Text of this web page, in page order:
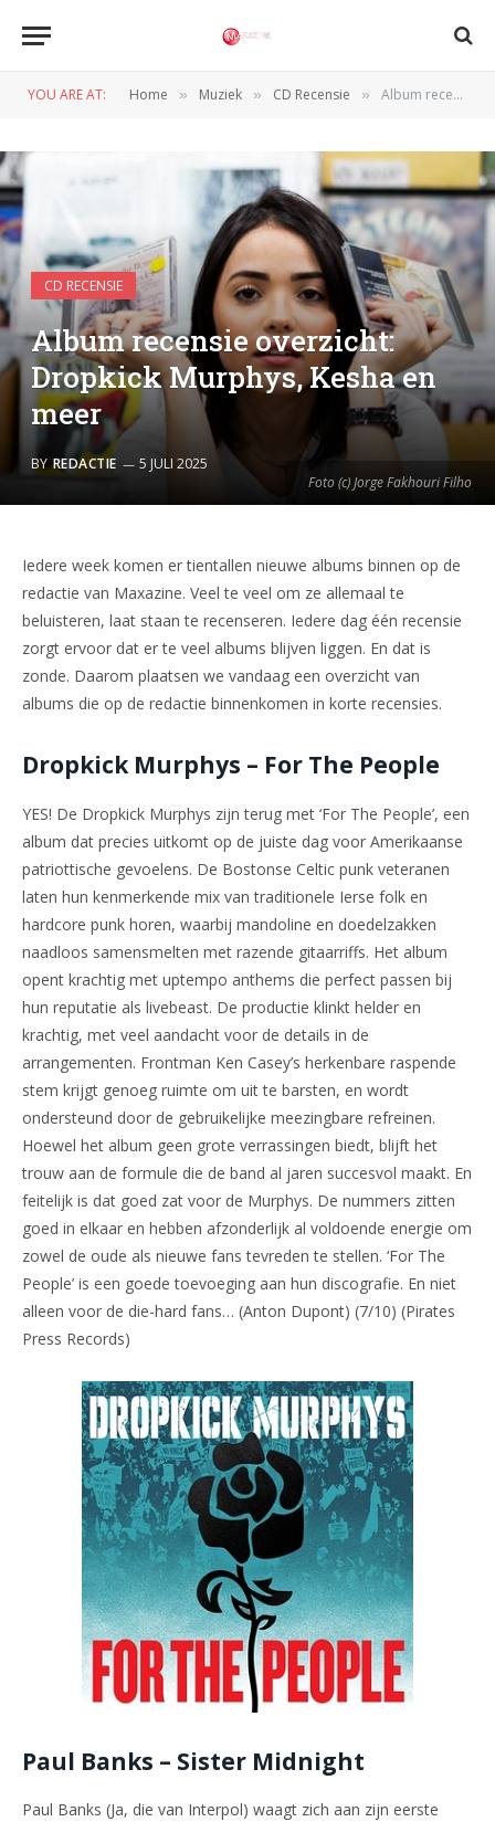
YOU ARE AT: Home » Muziek » CD Recensie » Album recensie overzicht: Dropkick Murphys, Kesha en meer
Foto (c) Jorge Fakhouri Filho
CD RECENSIE
Album recensie overzicht:
Dropkick Murphys, Kesha en
meer
BY REDACTIE 5 JULI 2025
Iedere week komen er tientallen nieuwe albums binnen op de
redactie van Maxazine. Veel te veel om ze allemaal te
beluisteren, laat staan te recenseren. Iedere dag één recensie
zorgt ervoor dat er te veel albums blijven liggen. En dat is
zonde. Daarom plaatsen we vandaag een overzicht van
albums die op de redactie binnenkomen in korte recensies.
Dropkick Murphys – For The People
YES! De Dropkick Murphys zijn terug met ‘For The People’, een
album dat precies uitkomt op de juiste dag voor Amerikaanse
patriottische gevoelens. De Bostonse Celtic punk veteranen
laten hun kenmerkende mix van traditionele Ierse folk en
hardcore punk horen, waarbij mandoline en doedelzakken
naadloos samensmelten met razende gitaarriffs. Het album
opent krachtig met uptempo anthems die perfect passen bij
hun reputatie als livebeast. De productie klinkt helder en
krachtig, met veel aandacht voor de details in de
arrangementen. Frontman Ken Casey’s herkenbare raspende
stem krijgt genoeg ruimte om uit te barsten, en wordt
ondersteund door de gebruikelijke meezingbare refreinen.
Hoewel het album geen grote verrassingen biedt, blijft het
trouw aan de formule die de band al jaren succesvol maakt. En
feitelijk is dat goed zat voor de Murphys. De nummers zitten
goed in elkaar en hebben afzonderlijk al voldoende energie om
zowel de oude als nieuwe fans tevreden te stellen. ‘For The
People’ is een goede toevoeging aan hun discografie. En niet
alleen voor de die-hard fans… (Anton Dupont) (7/10) (Pirates
Press Records)
Paul Banks – Sister Midnight
Paul Banks (Ja, die van Interpol) waagt zich aan zijn eerste